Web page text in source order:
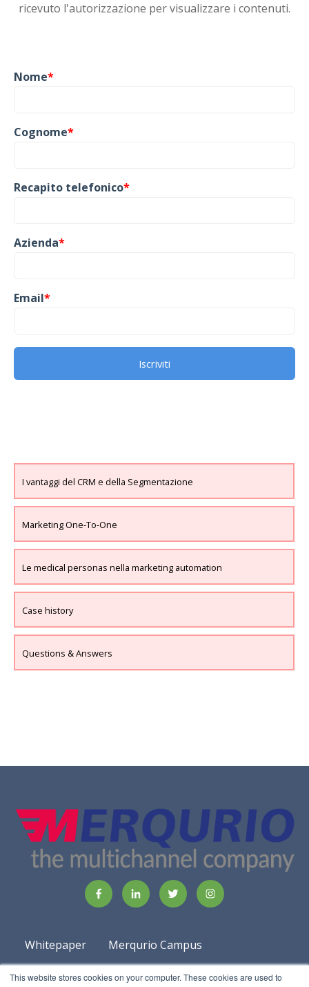
This website stores cookies on your computer. These cookies are used to
ricevuto l'autorizzazione per visualizzare i contenuti.
Nome*
Cognome*
Recapito telefonico*
Azienda*
Email*
I vantaggi del CRM e della Segmentazione
Marketing One-To-One
Le medical personas nella marketing automation
Case history
Questions & Answers
Whitepaper Merqurio Campus
Podcast Corsi